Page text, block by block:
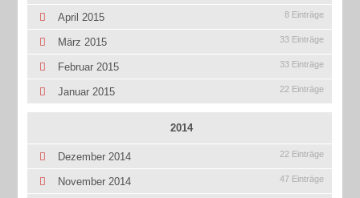
April 2015 8 Einträge
März 2015 33 Einträge
Februar 2015 33 Einträge
Januar 2015 22 Einträge
2014
Dezember 2014 22 Einträge
November 2014 47 Einträge